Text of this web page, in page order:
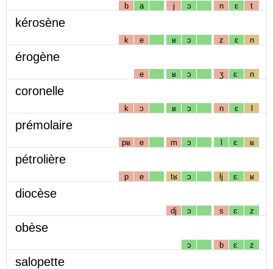
b a j ɔ n ɛ t
kérosène
k e ʁ ɔ z ɛ n
érogène
e ʁ ɔ ʒ ɛː n
coronelle
k ɔ ʁ ɔ n ɛ l
prémolaire
pʁ e m ɔ l ɛː ʁ
pétrolière
p e tʁ ɔ lj ɛː ʁ
diocèse
dj ɔ s ɛː z
obèse
ɔ b ɛː z
salopette